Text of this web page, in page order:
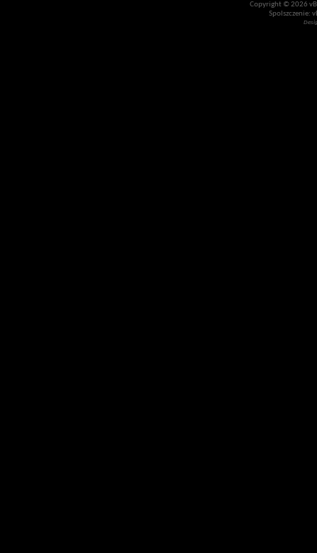
Copyright © 2026
Spolszczenie: